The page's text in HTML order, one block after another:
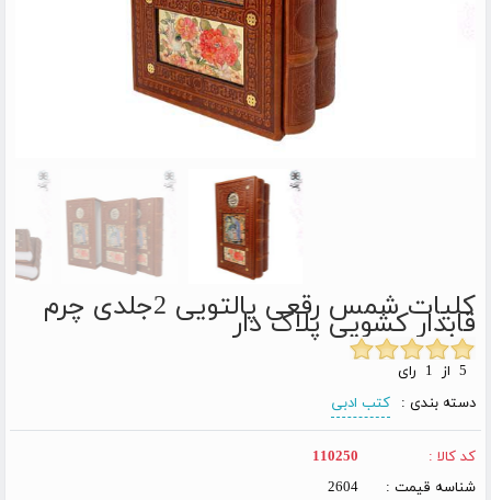
کلیات شمس رقعی پالتویی 2جلدی چرم قابدار کشویی پلاک دار
دسته بندی :
کتب ادبی
کد کالا :
110250
شناسه قیمت :
2604